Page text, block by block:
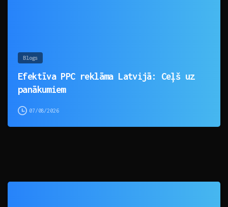
Blogs
Efektīva PPC reklāma Latvijā: Ceļš uz
panākumiem
07/08/2026